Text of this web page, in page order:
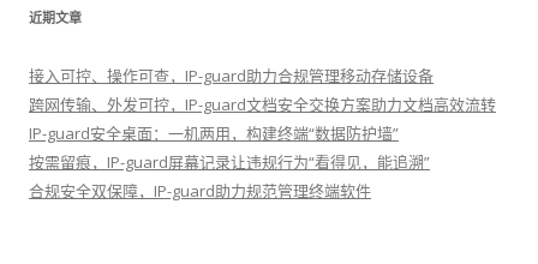
近期文章
接入可控、操作可查，IP-guard助力合规管理移动存储设备
跨网传输、外发可控，IP-guard文档安全交换方案助力文档高效流转
IP-guard安全桌面：一机两用，构建终端“数据防护墙”
按需留痕，IP-guard屏幕记录让违规行为“看得见，能追溯”
合规安全双保障，IP-guard助力规范管理终端软件